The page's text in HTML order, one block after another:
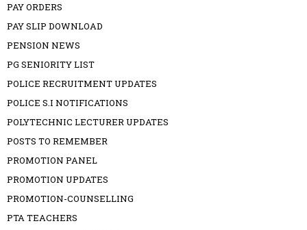
PAY ORDERS
PAY SLIP DOWNLOAD
PENSION NEWS
PG SENIORITY LIST
POLICE RECRUITMENT UPDATES
POLICE S.I NOTIFICATIONS
POLYTECHNIC LECTURER UPDATES
POSTS TO REMEMBER
PROMOTION PANEL
PROMOTION UPDATES
PROMOTION-COUNSELLING
PTA TEACHERS